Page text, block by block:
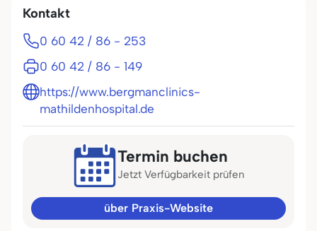
Kontakt
0 60 42 / 86 - 253
0 60 42 / 86 - 149
https://www.bergmanclinics-
mathildenhospital.de
Termin buchen
Jetzt Verfügbarkeit prüfen
über Praxis-Website